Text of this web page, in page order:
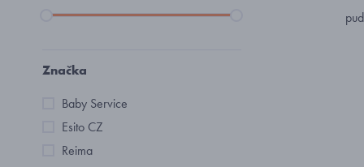
Značka
Baby Service
Esito CZ
Reima